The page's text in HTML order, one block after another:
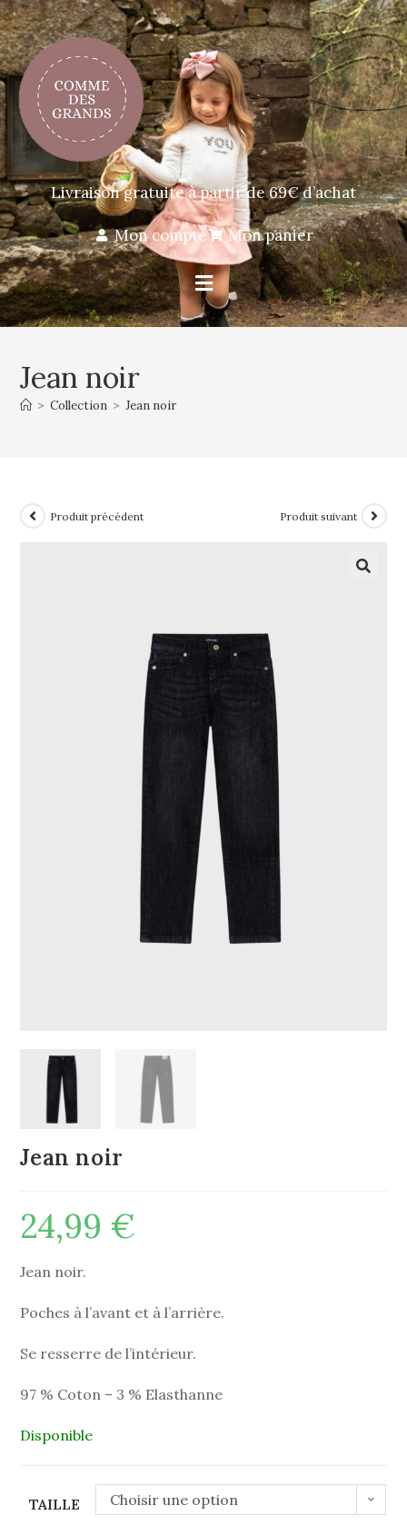
Livraison gratuite à partir de 69€ d’achat
Mon compte Mon panier
Jean noir
> Collection > Jean noir
Produit précédent Produit suivant
Jean noir
24,99 €
Jean noir.
Poches à l’avant et à l’arrière.
Se resserre de l’intérieur.
97 % Coton – 3 % Elasthanne
Disponible
TAILLE Choisir une option